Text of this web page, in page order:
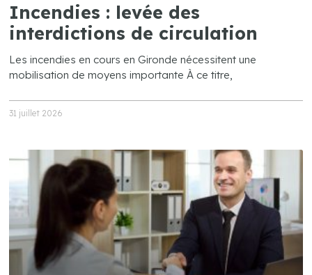
Incendies : levée des
interdictions de circulation
Les incendies en cours en Gironde nécessitent une
mobilisation de moyens importante À ce titre,
31 juillet 2026